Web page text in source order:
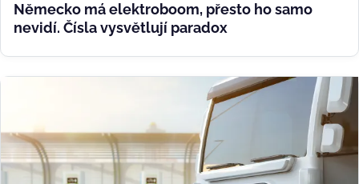
Německo má elektroboom, přesto ho samo
nevidí. Čísla vysvětlují paradox